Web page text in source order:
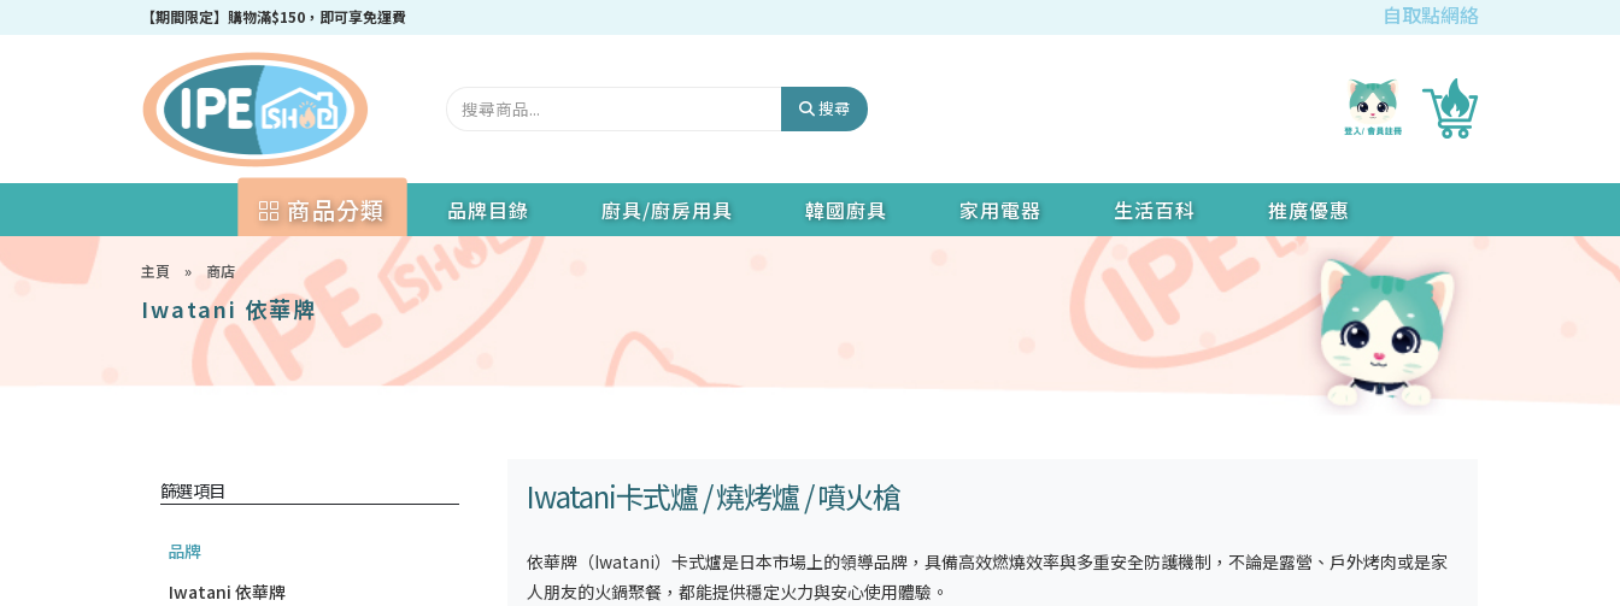
【期間限定】購物滿$150，即可享免運費 自取點網絡
搜尋
商品分類 品牌目錄 廚具/廚房用具 韓國廚具 家用電器 生活百科 推廣優惠
主頁 » 商店
Iwatani 依華牌
篩選項目
品牌
Iwatani 依華牌
Iwatani卡式爐/ 燒烤爐 / 噴火槍
依華牌 （Iwatani）卡式爐是日本市場上的領導品牌，具備高效燃燒效率與多重安全防護機制，不論是露營、戶外烤肉或是家
人朋友的火鍋聚餐，都能提供穩定火力與安心使用體驗。